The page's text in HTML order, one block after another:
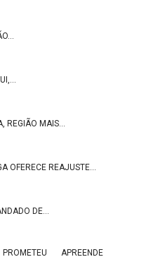
REGIÃO MAIS…
OFERECE REAJUSTE…
DE…
APREENDE